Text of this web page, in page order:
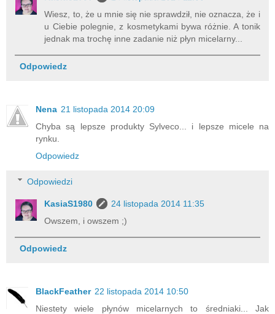
Wiesz, to, że u mnie się nie sprawdził, nie oznacza, że i
u Ciebie polegnie, z kosmetykami bywa różnie. A tonik
jednak ma trochę inne zadanie niż płyn micelarny...
Odpowiedz
Nena 21 listopada 2014 20:09
Chyba są lepsze produkty Sylveco... i lepsze micele na
rynku.
Odpowiedz
Odpowiedzi
KasiaS1980
24 listopada 2014 11:35
Owszem, i owszem ;)
Odpowiedz
BlackFeather 22 listopada 2014 10:50
Niestety wiele płynów micelarnych to średniaki... Jak